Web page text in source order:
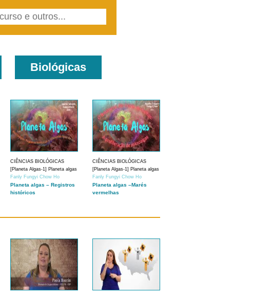
Biológicas
CIÊNCIAS BIOLÓGICAS
[Planeta Algas-1] Planeta algas
Fanly Fungyi Chow Ho
Planeta algas – Registros
históricos
CIÊNCIAS BIOLÓGICAS
[Planeta Algas-1] Planeta algas
Fanly Fungyi Chow Ho
Planeta algas –Marés
vermelhas